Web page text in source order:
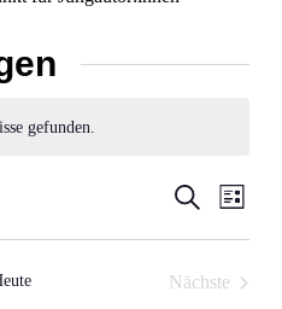
gefunden.
Suche
und
SucheListe
Nächste